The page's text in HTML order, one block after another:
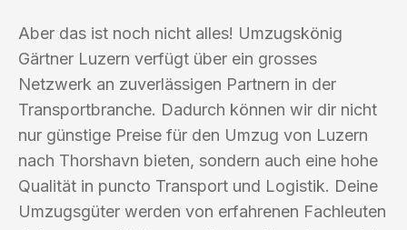
Aber das ist noch nicht alles! Umzugskönig
Gärtner Luzern verfügt über ein grosses
Netzwerk an zuverlässigen Partnern in der
Transportbranche. Dadurch können wir dir nicht
nur günstige Preise für den Umzug von Luzern
nach Thorshavn bieten, sondern auch eine hohe
Qualität in puncto Transport und Logistik. Deine
Umzugsgüter werden von erfahrenen Fachleuten